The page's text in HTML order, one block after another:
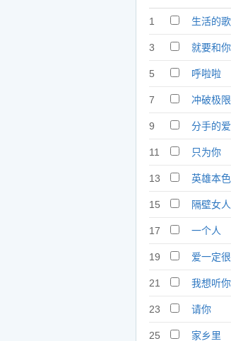
1 生活的
3 就要和
5 呼啦啦
7 冲破极限
9 分手的
11 只为你
13 英雄本色
15 隔壁女人
17 一个人
19 爱一定
21 我想听
23 请你
25 家乡里